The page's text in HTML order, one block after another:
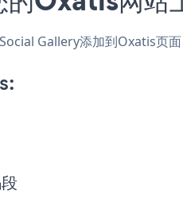
Gallery添加到Oxatis页面